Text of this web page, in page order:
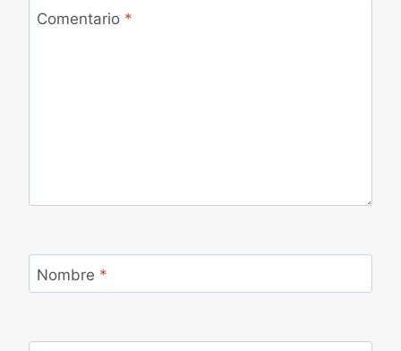
Comentario *
Nombre *